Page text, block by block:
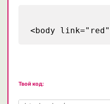
<body
Твой код: